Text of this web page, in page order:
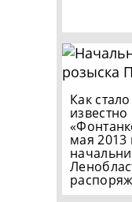
Как стало
известно
мая 2013